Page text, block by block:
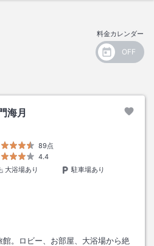
料金カレンダー
海月
89点
4.4
大浴場あり
駐車場あり
。ロビー、お部屋、大浴場から絶